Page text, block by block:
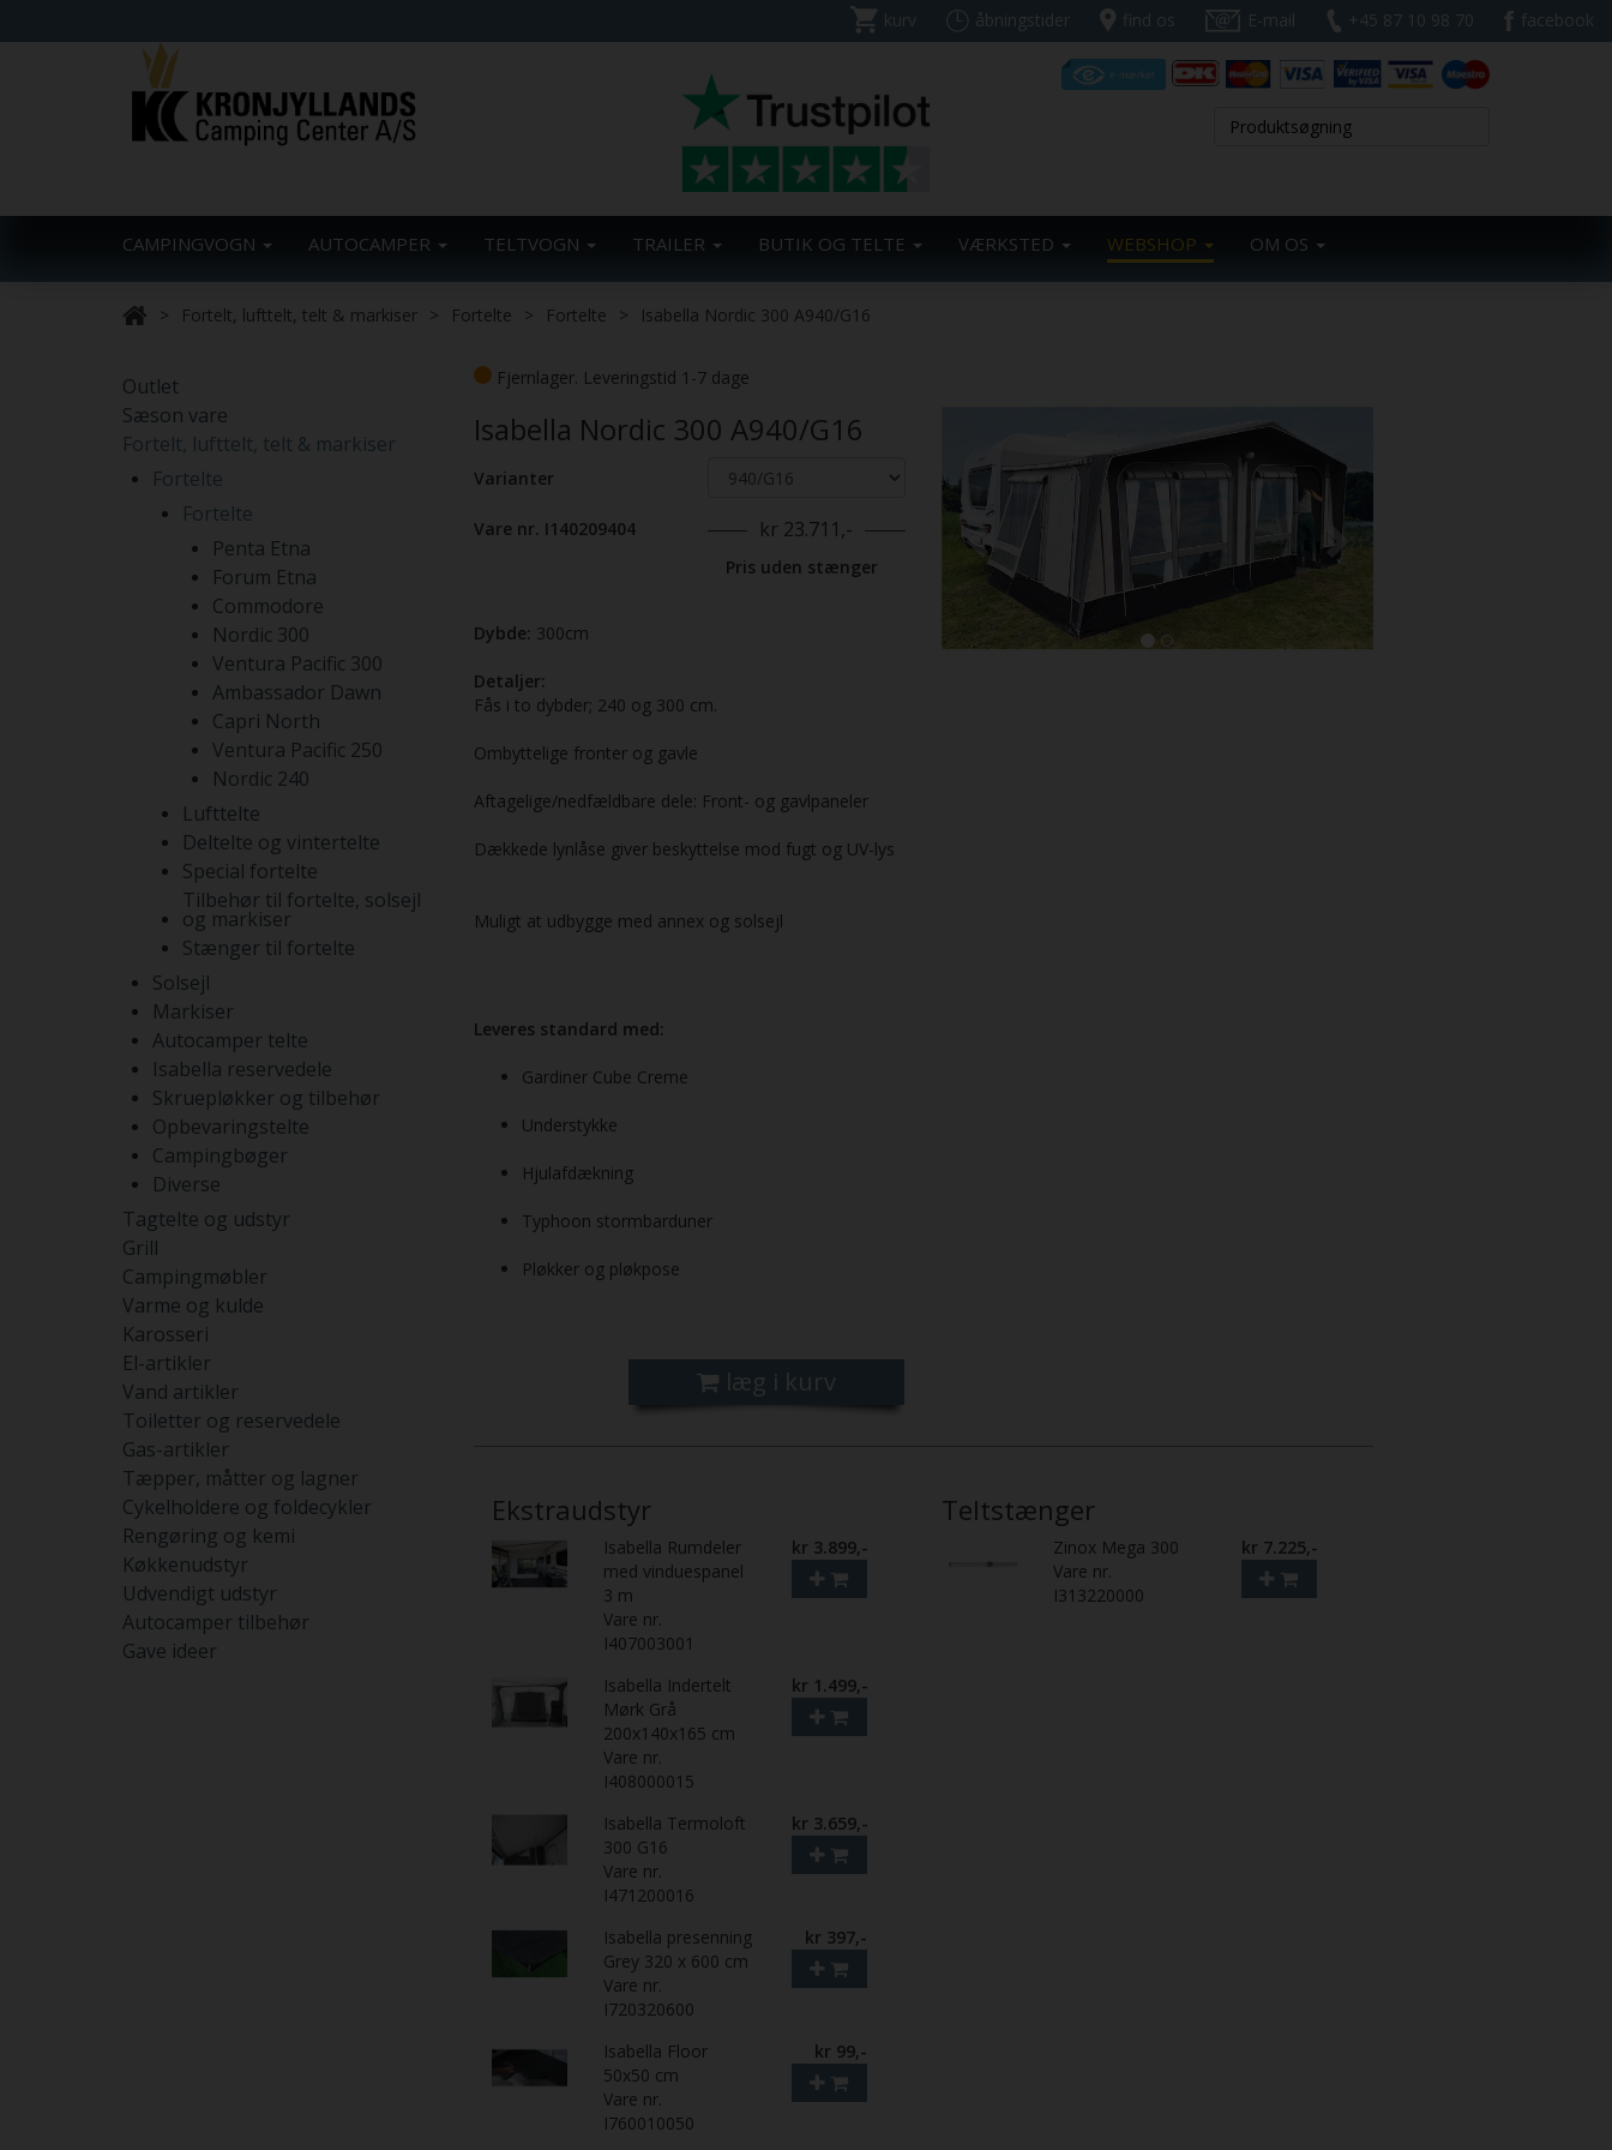
kurv åbningstider find os E-mail +45 87 10 98 70 facebook
CAMPINGVOGN AUTOCAMPER TELTVOGN TRAILER BUTIK OG TELTE VÆRKSTED WEBSHOP OM OS
Fortelt, lufttelt, telt & markiser Fortelte Fortelte Isabella Nordic 300 A940/G16
Outlet
Sæson vare
Fortelt, lufttelt, telt & markiser
Fortelte
Fortelte
Penta Etna
Forum Etna
Commodore
Nordic 300
Ventura Pacific 300
Ambassador Dawn
Capri North
Ventura Pacific 250
Nordic 240
Lufttelte
Deltelte og vintertelte
Special fortelte
Tilbehør til fortelte, solsejl
og markiser
Stænger til fortelte
Solsejl
Markiser
Autocamper telte
Isabella reservedele
Skruepløkker og tilbehør
Opbevaringstelte
Campingbøger
Diverse
Tagtelte og udstyr
Grill
Campingmøbler
Varme og kulde
Karosseri
El-artikler
Vand artikler
Toiletter og reservedele
Gas-artikler
Tæpper, måtter og lagner
Cykelholdere og foldecykler
Rengøring og kemi
Køkkenudstyr
Udvendigt udstyr
Autocamper tilbehør
Gave ideer
Fjernlager. Leveringstid 1-7 dage
Isabella Nordic 300 A940/G16
Varianter
Vare nr. I140209404 kr 23.711,-
Pris uden stænger
Dybde: 300cm
Detaljer:
Fås i to dybder; 240 og 300 cm.
Ombyttelige fronter og gavle
Aftagelige/nedfældbare dele: Front- og gavlpaneler
Dækkede lynlåse giver beskyttelse mod fugt og UV-lys
Muligt at udbygge med annex og solsejl
Leveres standard med:
Gardiner Cube Creme
Understykke
Hjulafdækning
Typhoon stormbarduner
Pløkker og pløkpose
læg i kurv
Ekstraudstyr
Isabella Rumdeler
med vinduespanel
3 m
Vare nr.
I407003001
kr 3.899,-
Isabella Indertelt
Mørk Grå
200x140x165 cm
Vare nr.
I408000015
kr 1.499,-
Isabella Termoloft
300 G16
Vare nr.
I471200016
kr 3.659,-
Isabella presenning
Grey 320 x 600 cm
Vare nr.
I720320600
kr 397,-
Isabella Floor
50x50 cm
Vare nr.
I760010050
kr 99,-
Teltstænger
Zinox Mega 300
Vare nr.
I313220000
kr 7.225,-